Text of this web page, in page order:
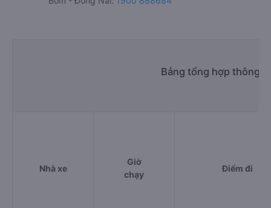
Bảng tổng hợp thông
Nhà xe
Giờ
chạy
Điểm đi